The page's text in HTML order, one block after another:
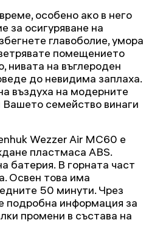
особено ако в него
за осигуряване на
главоболие, умора
помещението
нивата на въглероден
до невидима заплаха.
въздуха на модерните
Вашето семейство винаги
Wezzer Air MC60 е
пластмаса ABS.
батерия. В горната част
Освен това има
50 минути. Чрез
подробна информация за
промени в състава на